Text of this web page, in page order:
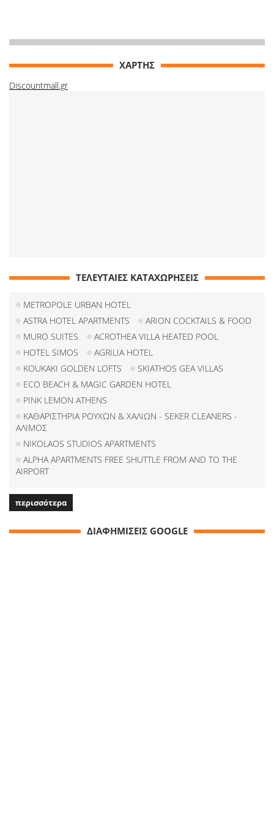
ΧΑΡΤΗΣ
Discountmall.gr
ΤΕΛΕΥΤΑΙΕΣ ΚΑΤΑΧΩΡΗΣΕΙΣ
METROPOLE URBAN HOTEL
ASTRA HOTEL APARTMENTS
ARION COCKTAILS & FOOD
MURO SUITES
ACROTHEA VILLA HEATED POOL
HOTEL SIMOS
AGRILIA HOTEL
KOUKAKI GOLDEN LOFTS
SKIATHOS GEA VILLAS
ECO BEACH & MAGIC GARDEN HOTEL
PINK LEMON ATHENS
ΚΑΘΑΡΙΣΤΗΡΙΑ ΡΟΥΧΩΝ & ΧΑΛΙΩΝ - SEKER CLEANERS -
ΑΛΙΜΟΣ
NIKOLAOS STUDIOS APARTMENTS
ALPHA APARTMENTS FREE SHUTTLE FROM AND TO THE
AIRPORT
περισσότερα
ΔΙΑΦΗΜΙΣΕΙΣ GOOGLE